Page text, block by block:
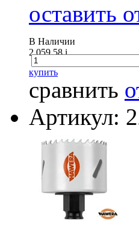
оставить
В Наличии
2 059.58i
купить
сравнить
Артикул: